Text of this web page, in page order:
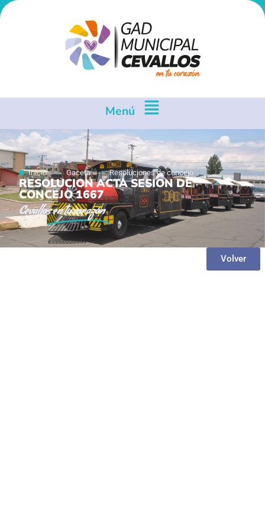
Menú
Inicio Gaceta Resoluciones de concejo
RESOLUCION ACTA SESION DE
CONCEJO 1667
Cevallosen tu corazón
Volver